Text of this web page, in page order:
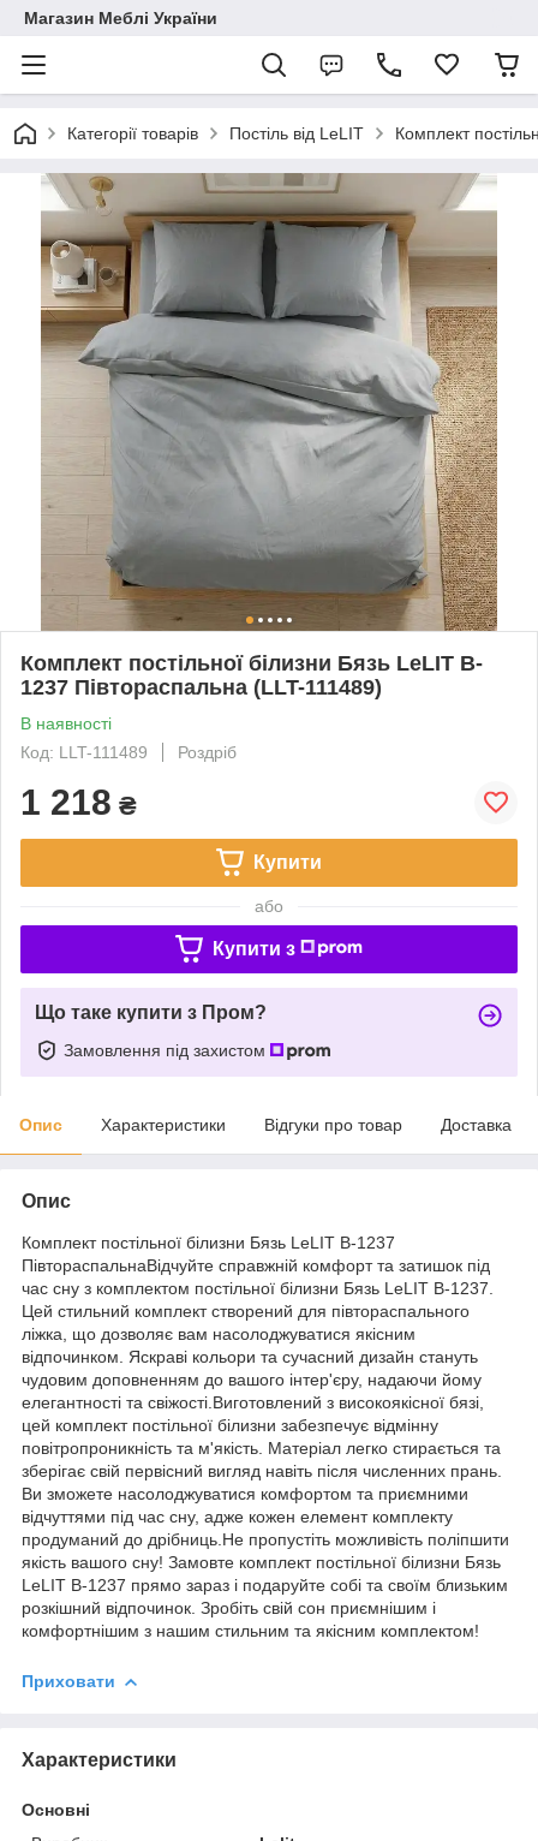
Магазин Меблі України
Категорії товарів Постіль від LeLIT Комплект
Комплект постільної білизни Бязь LeLIT B-
1237 Півтораспальна (LLT-111489)
В наявності
Код: LLT-111489
Роздріб
1 218 ₴
Купити
або
Купити з
Що таке купити з Пром?
Замовлення під захистом
Опис Характеристики Відгуки про товар Доставка
Опис
Комплект постільної білизни Бязь LeLIT B-1237
ПівтораспальнаВідчуйте справжній комфорт та затишок під
час сну з комплектом постільної білизни Бязь LeLIT B-1237.
Цей стильний комплект створений для півтораспального
ліжка, що дозволяє вам насолоджуватися якісним
відпочинком. Яскраві кольори та сучасний дизайн стануть
чудовим доповненням до вашого інтер'єру, надаючи йому
елегантності та свіжості.Виготовлений з високоякісної бязі,
цей комплект постільної білизни забезпечує відмінну
повітропроникність та м'якість. Матеріал легко стирається та
зберігає свій первісний вигляд навіть після численних прань.
Ви зможете насолоджуватися комфортом та приємними
відчуттями під час сну, адже кожен елемент комплекту
продуманий до дрібниць.Не пропустіть можливість поліпшити
якість вашого сну! Замовте комплект постільної білизни Бязь
LeLIT B-1237 прямо зараз і подаруйте собі та своїм близьким
розкішний відпочинок. Зробіть свій сон приємнішим і
комфортнішим з нашим стильним та якісним комплектом!
Приховати
Характеристики
Основні